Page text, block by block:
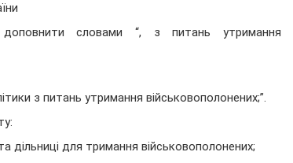
словами “, з питань утримання
з питань утримання військовополонених;”.
для тримання військовополонених;